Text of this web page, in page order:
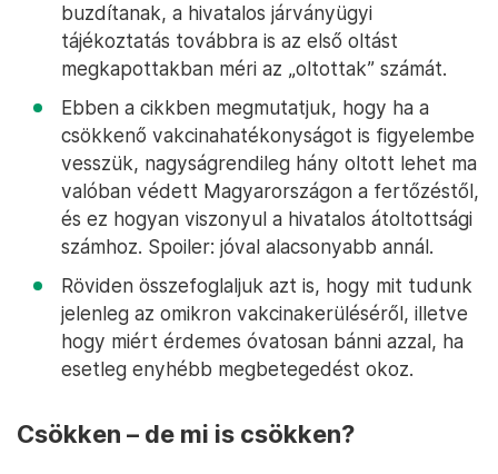
buzdítanak, a hivatalos járványügyi
tájékoztatás továbbra is az első oltást
megkapottakban méri az „oltottak” számát.
Ebben a cikkben megmutatjuk, hogy ha a
csökkenő vakcinahatékonyságot is figyelembe
vesszük, nagyságrendileg hány oltott lehet ma
valóban védett Magyarországon a fertőzéstől,
és ez hogyan viszonyul a hivatalos átoltottsági
számhoz. Spoiler: jóval alacsonyabb annál.
Röviden összefoglaljuk azt is, hogy mit tudunk
jelenleg az omikron vakcinakerüléséről, illetve
hogy miért érdemes óvatosan bánni azzal, ha
esetleg enyhébb megbetegedést okoz.
Csökken – de mi is csökken?